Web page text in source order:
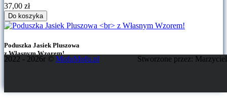
37,00 zł
Do koszyka
Poduszka Jasiek Pluszowa
z Własnym Wzorem!
2022 - 2026r © MofuMofu.pl Stworzone przez: